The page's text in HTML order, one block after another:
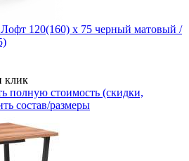
120(160) х 75 черный матовый /
клик
полную стоимость (скидки,
состав/размеры